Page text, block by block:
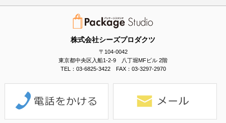
株式会社シーズプロダクツ
〒104-0042
東京都中央区入船1-2-9 八丁堀MFビル 2階
TEL：03-6825-3422 FAX：03-3297-2970